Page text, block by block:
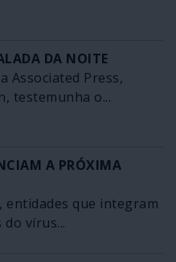
DA NOITE
Associated Press,
testemunha o...
A PRÓXIMA
entidades que integram
vírus...